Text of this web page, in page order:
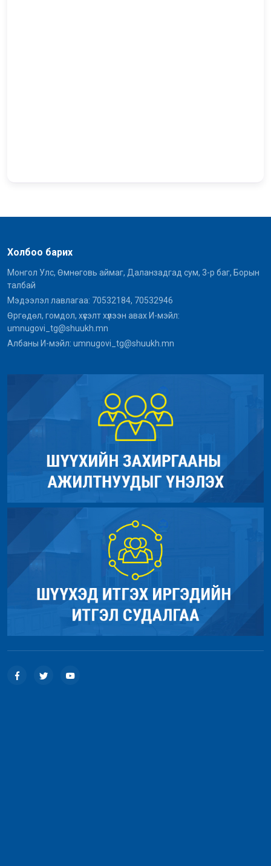
Холбоо барих
Монгол Улс, Өмнөговь аймаг, Даланзадгад сум, 3-р баг, Борын
талбай
Мэдээлэл лавлагаа: 70532184, 70532946
Өргөдөл, гомдол, хүсэлт хүлээн авах И-мэйл:
umnugovi_tg@shuukh.mn
Албаны И-мэйл: umnugovi_tg@shuukh.mn